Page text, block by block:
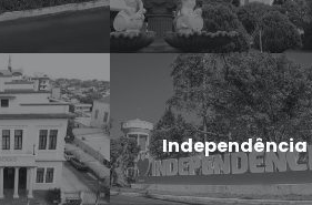
Independência